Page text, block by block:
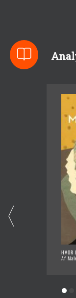
HVOR
Af